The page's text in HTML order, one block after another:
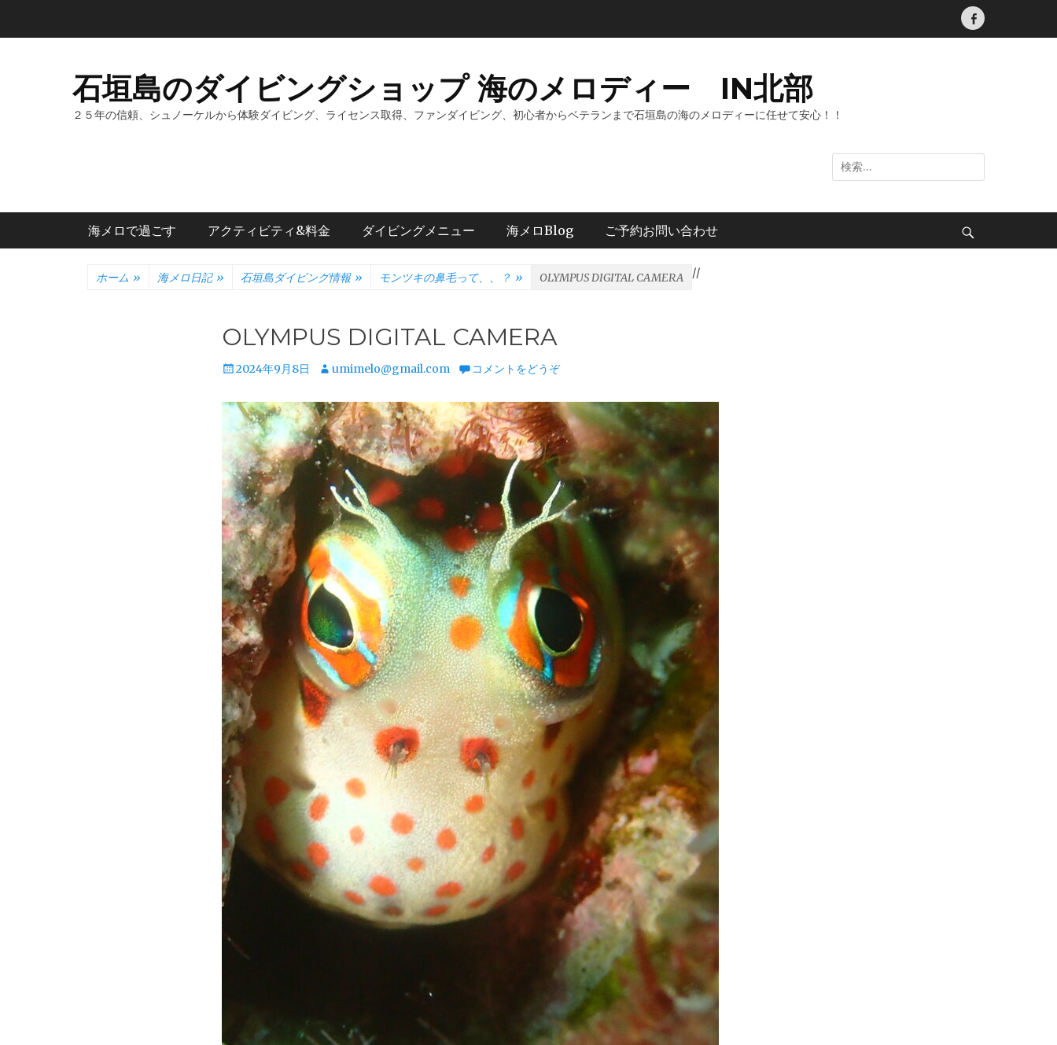
Facebook
石垣島のダイビングショップ 海のメロディー IN北部
２５年の信頼、シュノーケルから体験ダイビング、ライセンス取得、ファンダイビング、初心者からベテランまで石垣島の海のメロディーに任せて安心！！
検
索:
メインメニュー
海メロで過ごす アクティビティ&料金 ダイビングメニュー 海メロBlog ご予約お問い合わせ
ホーム » 海メロ日記 » /
石垣島ダイビング情報 » /
モンツキの鼻毛って、、？ » OLYMPUS DIGITAL CAMERA
OLYMPUS DIGITAL CAMERA
投
日
2024年9月8日
投
者
umimelo@gmail.com コメントをどうぞ